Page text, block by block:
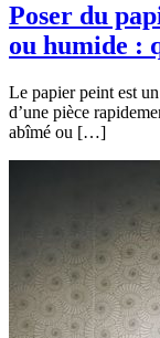
Poser du
ou humide :
Le papier peint est
d’une pièce
abîmé ou […]